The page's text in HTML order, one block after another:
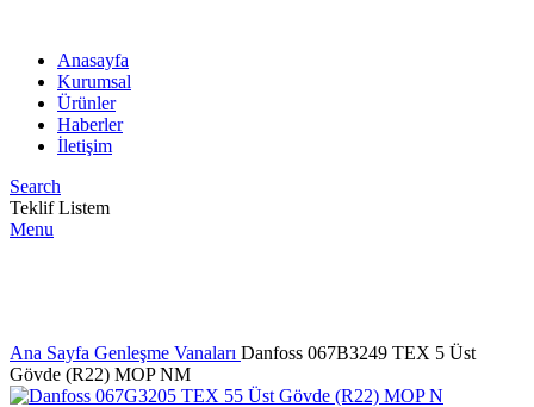
Anasayfa
Kurumsal
Ürünler
Haberler
İletişim
Search
Teklif Listem
Menu
Ana Sayfa Genleşme Vanaları Danfoss 067B3249 TEX 5 Üst
Gövde (R22) MOP NM